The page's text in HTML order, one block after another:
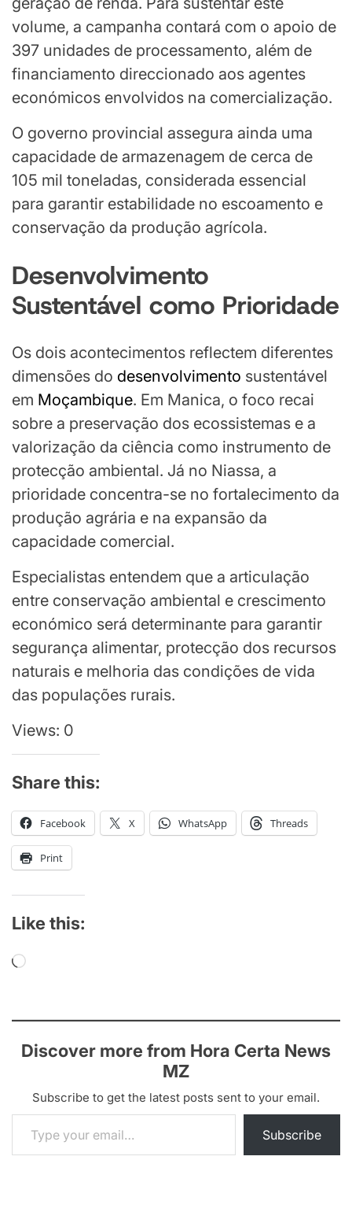
volume, a campanha contará com o apoio de
397 unidades de processamento, além de
financiamento direccionado aos agentes
económicos envolvidos na comercialização.
O governo provincial assegura ainda uma
capacidade de armazenagem de cerca de
105 mil toneladas, considerada essencial
para garantir estabilidade no escoamento e
conservação da produção agrícola.
Desenvolvimento
Sustentável como Prioridade
Os dois acontecimentos reflectem diferentes
dimensões do desenvolvimento sustentável
em Moçambique. Em Manica, o foco recai
sobre a preservação dos ecossistemas e a
valorização da ciência como instrumento de
protecção ambiental. Já no Niassa, a
prioridade concentra-se no fortalecimento da
produção agrária e na expansão da
capacidade comercial.
Especialistas entendem que a articulação
entre conservação ambiental e crescimento
económico será determinante para garantir
segurança alimentar, protecção dos recursos
naturais e melhoria das condições de vida
das populações rurais.
Views: 0
Share this:
Facebook X WhatsApp Threads
Print
Like this:
Loading…
Discover more from Hora Certa News
MZ
Subscribe to get the latest posts sent to your email.
Type your email…
Subscribe